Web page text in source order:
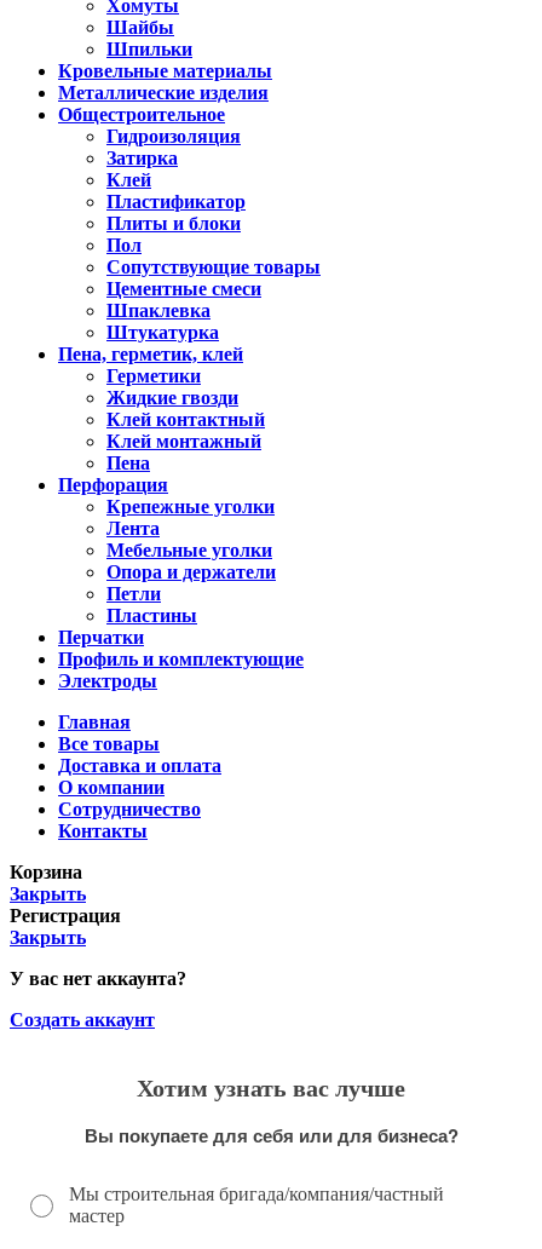
Хомуты
Шайбы
Шпильки
Кровельные материалы
Металлические изделия
Общестроительное
Гидроизоляция
Затирка
Клей
Пластификатор
Плиты и блоки
Пол
Сопутствующие товары
Цементные смеси
Шпаклевка
Штукатурка
Пена, герметик, клей
Герметики
Жидкие гвозди
Клей контактный
Клей монтажный
Пена
Перфорация
Крепежные уголки
Лента
Мебельные уголки
Опора и держатели
Петли
Пластины
Перчатки
Профиль и комплектующие
Электроды
Главная
Все товары
Доставка и оплата
О компании
Сотрудничество
Контакты
Корзина
Закрыть
Регистрация
Закрыть
У вас нет аккаунта?
Создать аккаунт
Хотим узнать вас лучше
Вы покупаете для себя или для бизнеса?
Мы строительная бригада/компания/частный
мастер